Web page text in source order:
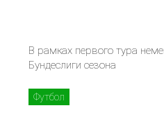
В рамках первого тура
Бундеслиги сезона
Футбол